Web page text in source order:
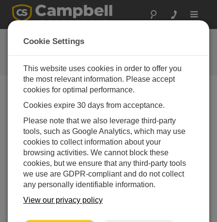
Toggle
よくある質問
当社の製品とソリューションに関
するよくある質問
既存のネットワーク マップと設定のバック
アップを作成し、LoggerNet を実行している
コンピューターから LoggerNet Admin を実
行している別のコンピューターに転送するに
はどうすればよいですか?
LoggerNet Setup画面から [Backup] メニュー項目
を選択します。自動ネットワーク バックアップを
設定するか、手動バックアップを実行するかを選
択できます。この手順により、新しいコンピュー
タにコピーして [Restore Network] を使用してイン
Cookie Settings
This website uses cookies in order to offer you
the most relevant information. Please accept
cookies for optimal performance.
Cookies expire 30 days from acceptance.
Please note that we also leverage third-party
tools, such as Google Analytics, which may use
cookies to collect information about your
browsing activities. We cannot block these
cookies, but we ensure that any third-party tools
we use are GDPR-compliant and do not collect
any personally identifiable information.
View our privacy policy